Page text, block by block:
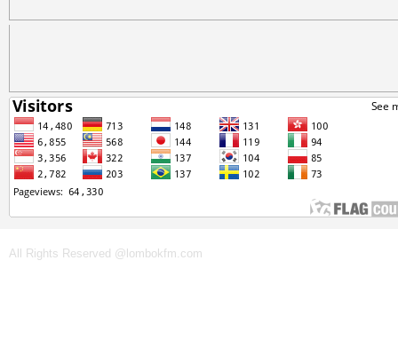
All Rights Reserved @lombokfm.com